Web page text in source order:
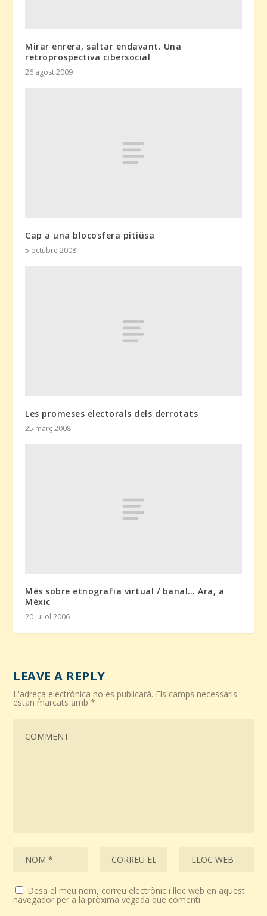
Mirar enrera, saltar endavant. Una
retroprospectiva cibersocial
26 agost 2009
Cap a una blocosfera pitiüsa
5 octubre 2008
Les promeses electorals dels derrotats
25 març 2008
Més sobre etnografia virtual / banal… Ara, a
Mèxic
20 juliol 2006
LEAVE A REPLY
L'adreça electrònica no es publicarà. Els camps necessaris
estan marcats amb*
Desa el meu nom, correu electrònic i lloc web en aquest
navegador per a la pròxima vegada que comenti.